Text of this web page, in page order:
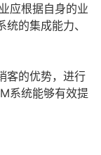
应根据自身的业
的集成能力、
客的优势，进行
系统能够有效提